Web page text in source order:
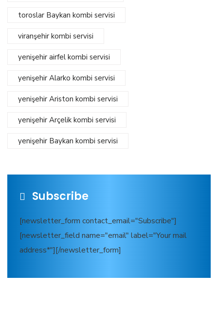
toroslar Baykan kombi servisi
viranşehir kombi servisi
yenişehir airfel kombi servisi
yenişehir Alarko kombi servisi
yenişehir Ariston kombi servisi
yenişehir Arçelik kombi servisi
yenişehir Baykan kombi servisi
Subscribe
[newsletter_form contact_email="Subscribe"]
[newsletter_field name="email" label="Your mail
address*"][/newsletter_form]